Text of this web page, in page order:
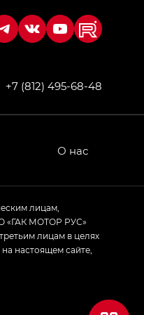
+7 (812) 495-68-48
О нас
лицам,
«ГАК МОТОР РУС»
лицам в целях
настоящем сайте,